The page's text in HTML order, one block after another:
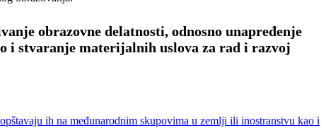
obrazovne delatnosti, odnosno unapređenje
i stvaranje materijalnih uslova za rad i razvoj
ih na međunarodnim skupovima u zemlji ili inostranstvu kao i